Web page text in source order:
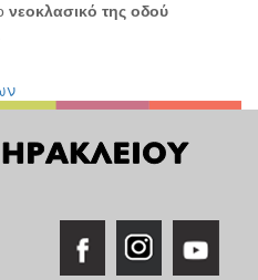
νεοκλασικό της οδού